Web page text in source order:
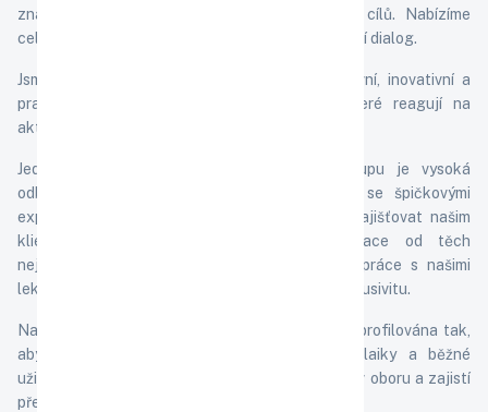
znalosti a inspirovali vás k dosažení nových cílů. Nabízíme
celoživotní vzdělávání, váš osobní rozvoj a kulturní dialog.
Jsme hrdí na naši schopnost nabídnout efektivní, inovativní a
prakticky využitelné vzdělávací programy, které reagují na
aktuální potřeby a trendy.
Jedním ze základních principů našeho přístupu je vysoká
odbornost lektorů. Spolupracujeme výhradně se špičkovými
experty v daných oblastech. Naším cílem je zajišťovat našim
klientům nejrelevantnější a nejlepší informace od těch
nejpovolanějších odborníků a osobností. Spolupráce s našimi
lektory nám umožňuje jedinečnou personální exklusivitu.
Naše široká nabídka vzdělávacích programů je profilována tak,
aby uspokojila jak odbornou veřejnost, tak laiky a běžné
uživatele. Naše semináře vám usnadní orientaci v oboru a zajistí
přehled i v dnešní rychle se měnící době.